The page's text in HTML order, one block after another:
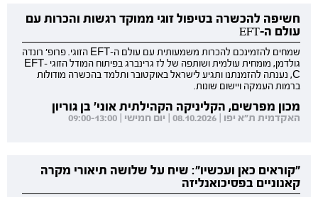
חשיפה להכשרה בטיפול זוגי ממוקד רגשות והכרות עם
עולם ה-EFT
שמחים להזמינכם להכרות משמעותית עם עולם ה-EFT הזוגי. פרופ' רונדה
גולדמן, מומחית עולמית ושותפה של לז גרינברג בפיתוח המודל הזוגי EFT-
C, נענתה להזמנתנו ותגיע לישראל באוקטובר ותלמד בהכשרה מודולות
ברמות העמקה ויישום שונות.
מכון מפרשים, הקליניקה הקהילתית אוני' בן גוריון
האקדמית ת"א יפו | 08.10.2026 | יום חמישי | 09:00-13:00
"קוראים כאן ועכשיו": שיח על שלושה תיאורי מקרה
קאנוניים בפסיכואנליזה